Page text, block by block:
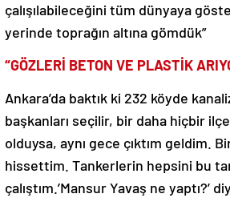
çalışılabileceğini tüm dünyaya
yerinde toprağın altına gömdük”
“GÖZLERİ BETON VE PLASTİK
Ankara’da baktık ki 232 köyde
başkanları seçilir, bir daha hiçbir
olduysa, aynı gece çıktım geldim.
hissettim. Tankerlerin hepsini bu
çalıştım.’Mansur Yavaş ne yaptı?’